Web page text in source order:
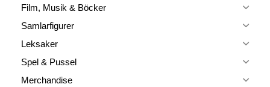
Film, Musik & Böcker
Samlarfigurer
Leksaker
Spel & Pussel
Merchandise